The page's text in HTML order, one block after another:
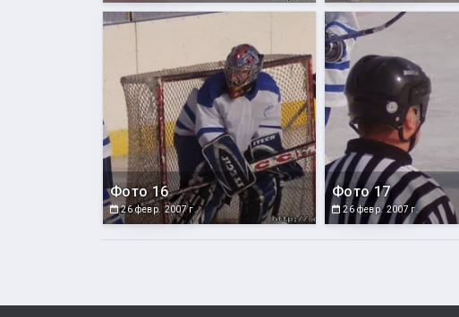
Фото 16
26 февр. 2007 г.
Фото 17
26 февр. 2007 г.